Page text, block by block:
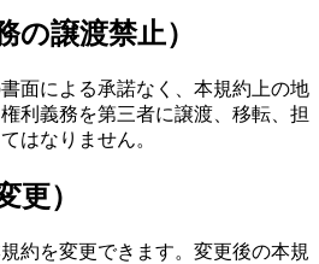
の譲渡禁止）
面による承諾なく、本規約上の地
利義務を第三者に譲渡、移転、担
はなりません。
更）
約を変更できます。変更後の本規